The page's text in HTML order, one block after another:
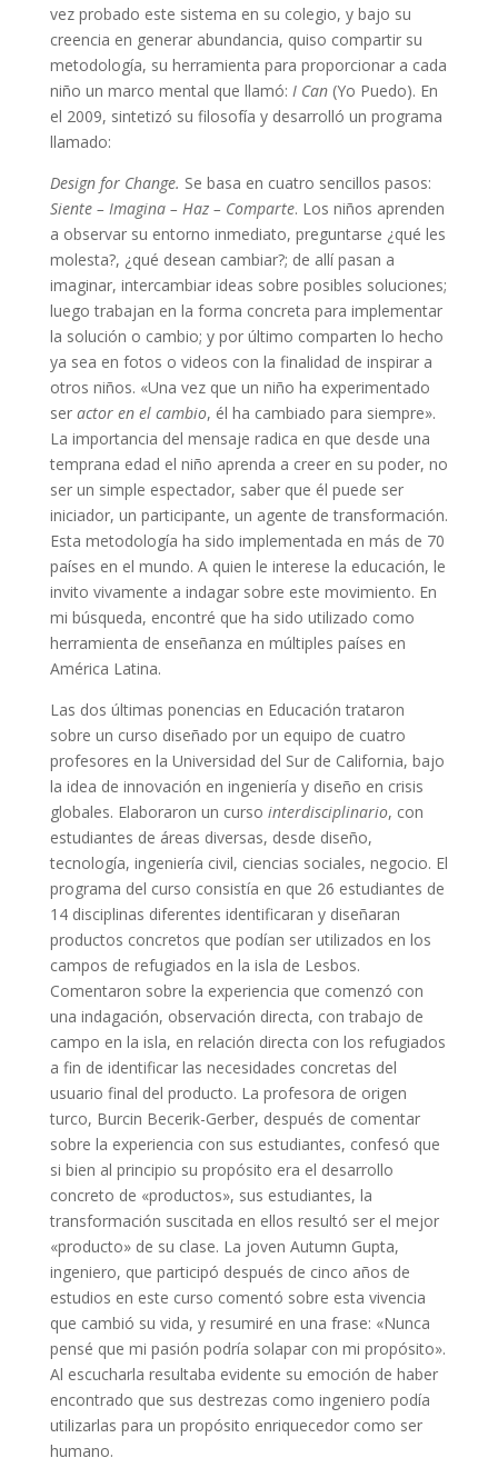
vez probado este sistema en su colegio, y bajo su
creencia en generar abundancia, quiso compartir su
metodología, su herramienta para proporcionar a cada
niño un marco mental que llamó: I Can(Yo Puedo). En
el 2009, sintetizó su filosofía y desarrolló un programa
llamado:
Design for Change. Se basa en cuatro sencillos pasos:
Siente – Imagina – Haz – Comparte. Los niños aprenden
a observar su entorno inmediato, preguntarse ¿qué les
molesta?, ¿qué desean cambiar?; de allí pasan a
imaginar, intercambiar ideas sobre posibles soluciones;
luego trabajan en la forma concreta para implementar
la solución o cambio; y por último comparten lo hecho
ya sea en fotos o videos con la finalidad de inspirar a
otros niños. «Una vez que un niño ha experimentado
ser actor en el cambio, él ha cambiado para siempre».
La importancia del mensaje radica en que desde una
temprana edad el niño aprenda a creer en su poder, no
ser un simple espectador, saber que él puede ser
iniciador, un participante, un agente de transformación.
Esta metodología ha sido implementada en más de 70
países en el mundo. A quien le interese la educación, le
invito vivamente a indagar sobre este movimiento. En
mi búsqueda, encontré que ha sido utilizado como
herramienta de enseñanza en múltiples países en
América Latina.
Las dos últimas ponencias en Educación trataron
sobre un curso diseñado por un equipo de cuatro
profesores en la Universidad del Sur de California, bajo
la idea de innovación en ingeniería y diseño en crisis
globales. Elaboraron un curso interdisciplinario, con
estudiantes de áreas diversas, desde diseño,
tecnología, ingeniería civil, ciencias sociales, negocio. El
programa del curso consistía en que 26 estudiantes de
14 disciplinas diferentes identificaran y diseñaran
productos concretos que podían ser utilizados en los
campos de refugiados en la isla de Lesbos.
Comentaron sobre la experiencia que comenzó con
una indagación, observación directa, con trabajo de
campo en la isla, en relación directa con los refugiados
a fin de identificar las necesidades concretas del
usuario final del producto. La profesora de origen
turco, Burcin Becerik-Gerber, después de comentar
sobre la experiencia con sus estudiantes, confesó que
si bien al principio su propósito era el desarrollo
concreto de «productos», sus estudiantes, la
transformación suscitada en ellos resultó ser el mejor
«producto» de su clase. La joven Autumn Gupta,
ingeniero, que participó después de cinco años de
estudios en este curso comentó sobre esta vivencia
que cambió su vida, y resumiré en una frase: «Nunca
pensé que mi pasión podría solapar con mi propósito».
Al escucharla resultaba evidente su emoción de haber
encontrado que sus destrezas como ingeniero podía
utilizarlas para un propósito enriquecedor como ser
humano.